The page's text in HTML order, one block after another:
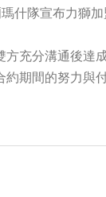
什隊宣布力獅加
充分溝通後達
期間的努力與